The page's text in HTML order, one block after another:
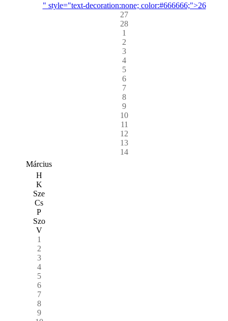
" style="text-decoration:none; color:#666666;">26
27
28
1
2
3
4
5
6
7
8
9
10
11
12
13
14
Március
H
K
Sze
Cs
P
Szo
V
1
2
3
4
5
6
7
8
9